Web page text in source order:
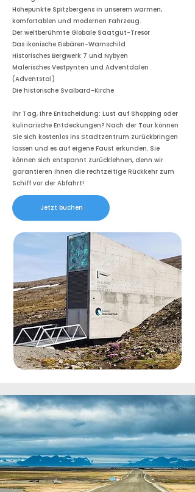
Höhepunkte Spitzbergens in unserem warmen,
komfortablen und modernen Fahrzeug.
Der weltberühmte Globale Saatgut-Tresor
Das ikonische Eisbären-Warnschild
Historisches Bergwerk 7 und Nybyen
Malerisches Vestpynten und Adventdalen
(Adventstal)
Die historische Svalbard-Kirche
Ihr Tag, Ihre Entscheidung: Lust auf Shopping oder
kulinarische Entdeckungen? Nach der Tour können
Sie sich kostenlos ins Stadtzentrum zurückbringen
lassen und es auf eigene Faust erkunden. Sie
können sich entspannt zurücklehnen, denn wir
garantieren Ihnen die rechtzeitige Rückkehr zum
Schiff vor der Abfahrt!
Jetzt buchen